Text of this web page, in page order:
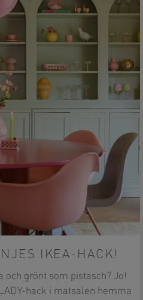
IKEA-HACK!
och grönt som pistasch? Jo!
hack i matsalen hemma